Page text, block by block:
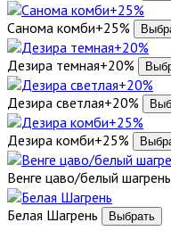
Санома комби+25%
Дезира темная+20%
Дезира светлая+20%
Дезира комби+25%
Венге цаво/белый шагрень
Белая Шагрень